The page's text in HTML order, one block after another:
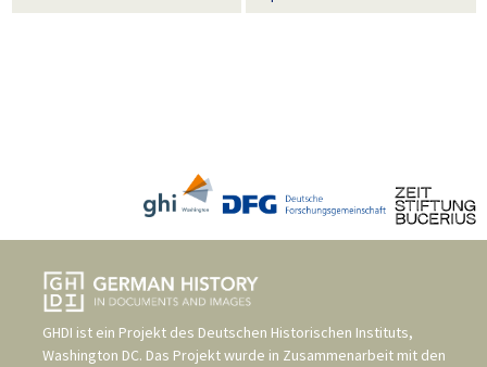
GHDI ist ein Projekt des Deutschen Historischen Instituts,
Washington DC. Das Projekt wurde in Zusammenarbeit mit den